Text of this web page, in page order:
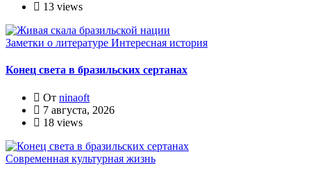
13 views
Заметки о литературе Интересная история
Конец света в бразильских сертанах
От ninaoft
7 августа, 2026
18 views
Современная культурная жизнь